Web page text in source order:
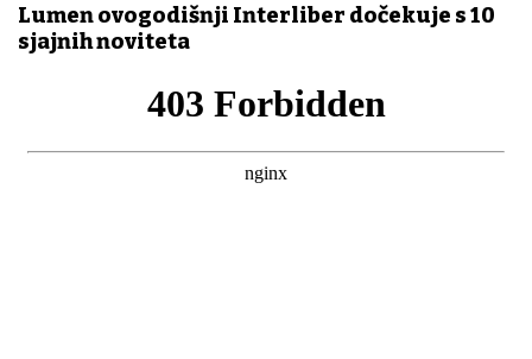
Lumen ovogodišnji Interliber dočekuje s 10
sjajnih noviteta